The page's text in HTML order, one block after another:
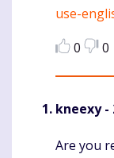
use-
0
0
kneexy-
Are you